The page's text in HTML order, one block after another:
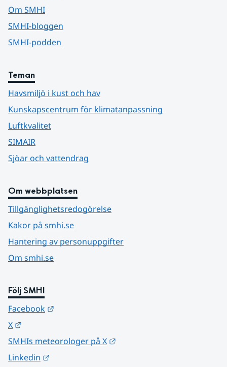
Om SMHI
SMHI-bloggen
SMHI-podden
Teman
Havsmiljö i kust och hav
Kunskapscentrum för klimatanpassning
Luftkvalitet
SIMAIR
Sjöar och vattendrag
Om webbplatsen
Tillgänglighetsredogörelse
Kakor på smhi.se
Hantering av personuppgifter
Om smhi.se
Följ SMHI
Facebook
X
SMHIs meteorologer på X
Linkedin